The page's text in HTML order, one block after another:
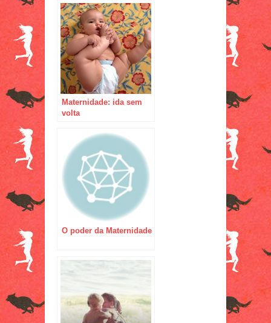
conciliar essas duas
coisas.
Maternidade: ida sem
volta
O poder da Maternidade